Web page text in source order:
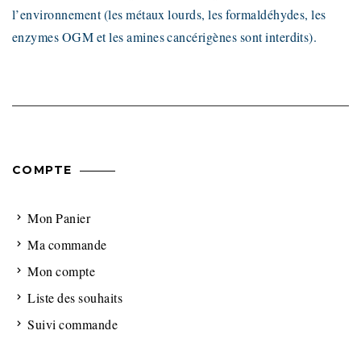
l’environnement (les métaux lourds, les formaldéhydes, les
enzymes OGM et les amines cancérigènes sont interdits).
COMPTE
Mon Panier
Ma commande
Mon compte
Liste des souhaits
Suivi commande